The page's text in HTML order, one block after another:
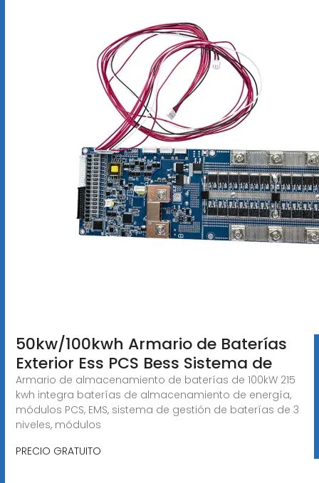
50kw/100kwh Armario de Baterías
Exterior Ess PCS Bess Sistema de
Armario de almacenamiento de baterías de 100kW 215
kwh integra baterías de almacenamiento de energía,
módulos PCS, EMS, sistema de gestión de baterías de 3
niveles, módulos
PRECIO GRATUITO